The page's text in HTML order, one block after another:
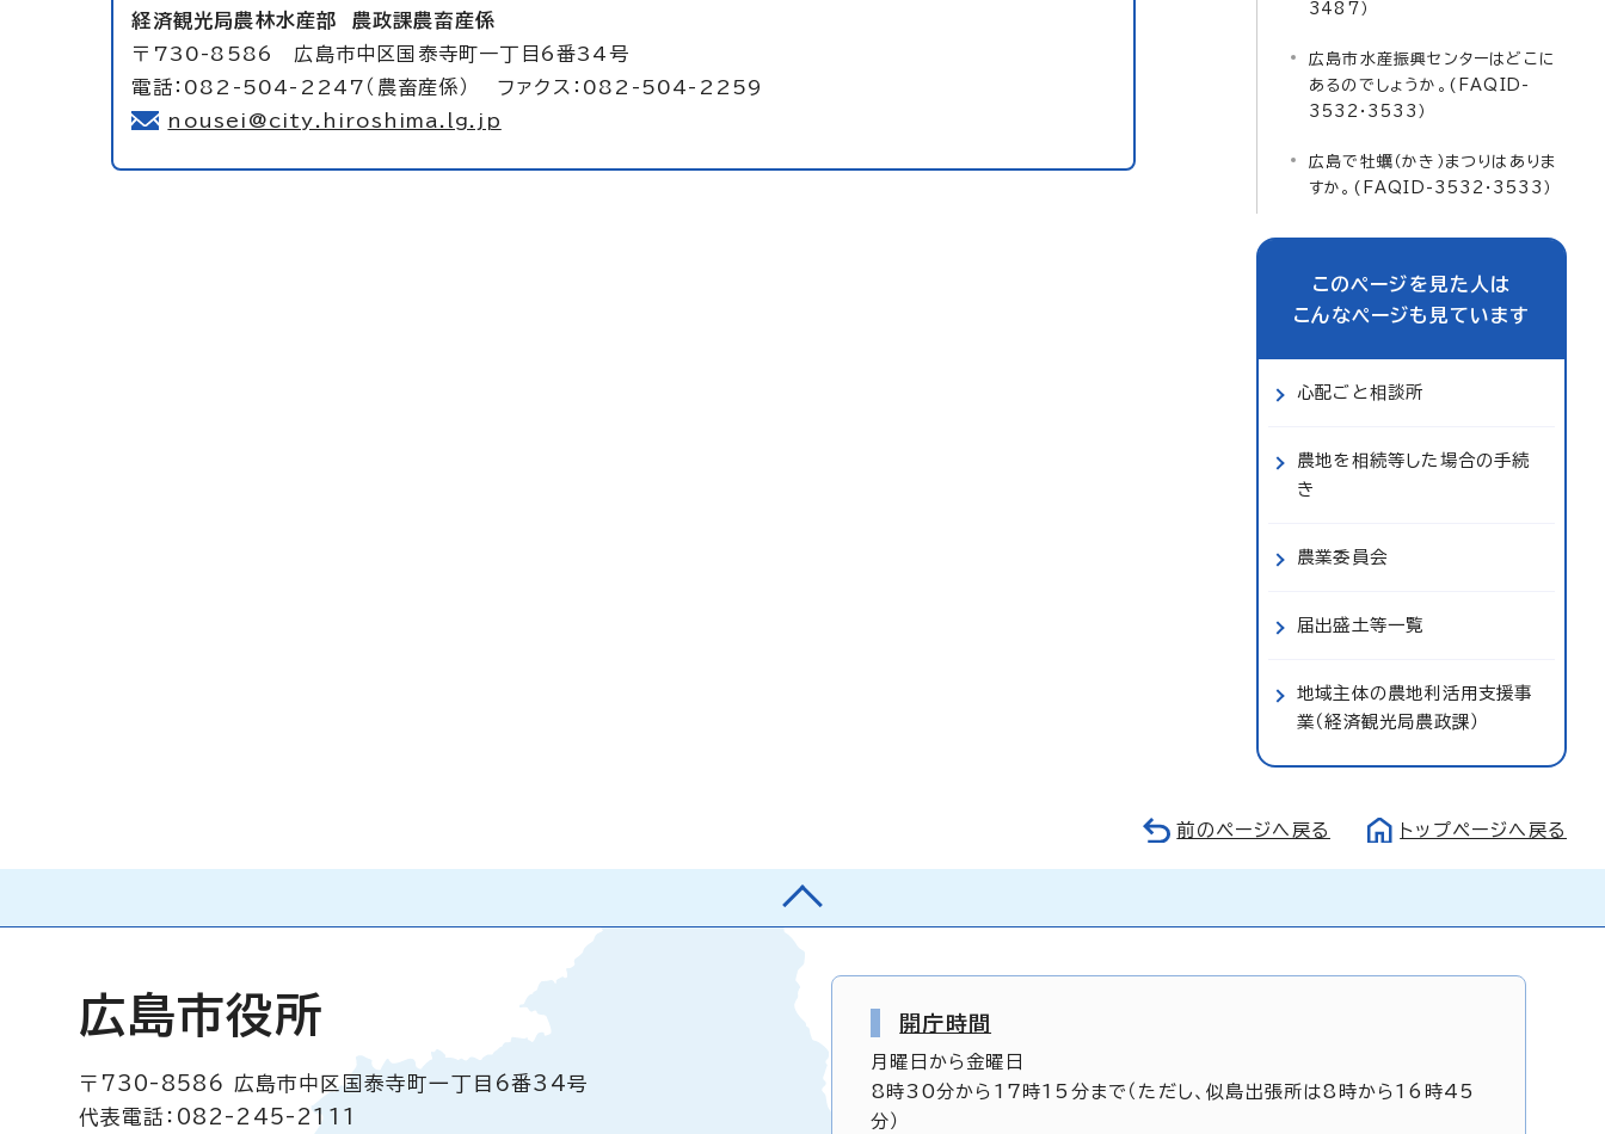
経済観光局農林水産部 農政課農畜産係
〒730-8586 広島市中区国泰寺町一丁目6番34号
電話：082-504-2247（農畜産係） ファクス：082-504-2259
nousei@city.hiroshima.lg.jp
3487）
広島市水産振興センターはどこに
あるのでしょうか。(FAQID-
3532・3533）
広島で牡蠣（かき）まつりはありま
すか。(FAQID-3532・3533）
このページを見た人は
こんなページも見ています
心配ごと相談所
農地を相続等した場合の手続
き
農業委員会
届出盛土等一覧
地域主体の農地利活用支援事
業（経済観光局農政課）
前のページへ戻る トップページへ戻る
広島市役所
〒730-8586
広島市中区国泰寺町一丁目6番34号
代表電話：082-245-2111
開庁時間
月曜日から金曜日
8時30分から17時15分まで（ただし、似島出張所は8時から16時45
分）